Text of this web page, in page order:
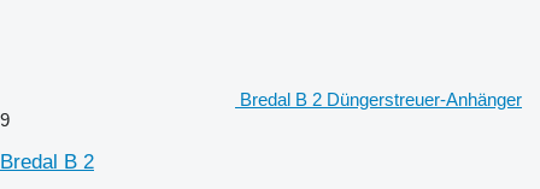
Bredal B 2 Düngerstreuer-Anhänger
9
Bredal B 2